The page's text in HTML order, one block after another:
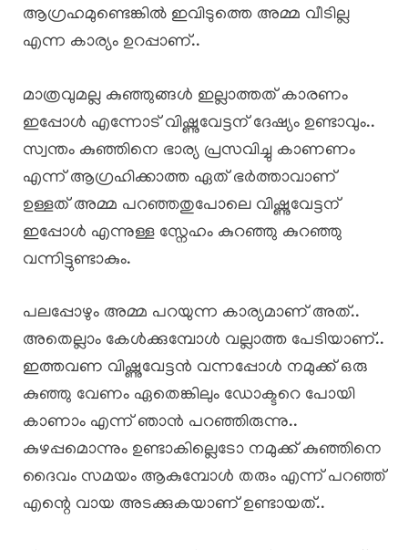
ആഗ്രഹമുണ്ടെങ്കിൽ ഇവിടുത്തെ അമ്മ വീടില്ല
എന്ന കാര്യം ഉറപ്പാണ്..
മാത്രവുമല്ല കുഞ്ഞുങ്ങൾ ഇല്ലാത്തത് കാരണം
ഇപ്പോൾ എന്നോട് വിഷ്ണുവേട്ടന് ദേഷ്യം ഉണ്ടാവും..
സ്വന്തം കുഞ്ഞിനെ ഭാര്യ പ്രസവിച്ചു കാണണം
എന്ന് ആഗ്രഹിക്കാത്ത ഏത് ഭർത്താവാണ്
ഉള്ളത് അമ്മ പറഞ്ഞതുപോലെ വിഷ്ണുവേട്ടന്
ഇപ്പോൾ എന്നുള്ള സ്നേഹം കുറഞ്ഞു കുറഞ്ഞു
വന്നിട്ടുണ്ടാകും.
പലപ്പോഴും അമ്മ പറയുന്ന കാര്യമാണ് അത്..
അതെല്ലാം കേൾക്കുമ്പോൾ വല്ലാത്ത പേടിയാണ്..
ഇത്തവണ വിഷ്ണുവേട്ടൻ വന്നപ്പോൾ നമുക്ക് ഒരു
കുഞ്ഞു വേണം ഏതെങ്കിലും ഡോക്ടറെ പോയി
കാണാം എന്ന് ഞാൻ പറഞ്ഞിരുന്നു..
കുഴപ്പമൊന്നും ഉണ്ടാകില്ലെടോ നമുക്ക് കുഞ്ഞിനെ
ദൈവം സമയം ആകുമ്പോൾ തരും എന്ന് പറഞ്ഞ്
എന്റെ വായ അടക്കുകയാണ് ഉണ്ടായത്..